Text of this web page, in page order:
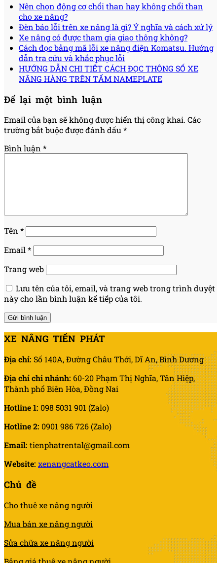
Nên chọn động cơ chổi than hay không chổi than
cho xe nâng?
Đèn báo lỗi trên xe nâng là gì? Ý nghĩa và cách xử lý
Xe nâng có được tham gia giao thông không?
Cách đọc bảng mã lỗi xe nâng điện Komatsu. Hướng
dẫn tra cứu và khắc phục lỗi
HƯỚNG DẪN CHI TIẾT CÁCH ĐỌC THÔNG SỐ XE
NÂNG HÀNG TRÊN TẤM NAMEPLATE
Để lại một bình luận
Email của bạn sẽ không được hiển thị công khai. Các
trường bắt buộc được đánh dấu*
Bình luận *
Tên *
Email*
Trang web
Lưu tên của tôi, email, và trang web trong trình duyệt
này cho lần bình luận kế tiếp của tôi.
XE NÂNG TIẾN PHÁT
Địa chỉ: Số 140A, Đường Châu Thới, Dĩ An, Bình Dương
Địa chỉ chi nhánh: 60-20 Phạm Thị Nghĩa, Tân Hiệp,
Thành phố Biên Hòa, Đồng Nai
Hotline 1: 098 5031 901 (Zalo)
Hotline 2: 0901 986 726 (Zalo)
Email: tienphatrental@gmail.com
Website: xenangcatkeo.com
Chủ đề
Cho thuê xe nâng người
Mua bán xe nâng người
Sửa chữa xe nâng người